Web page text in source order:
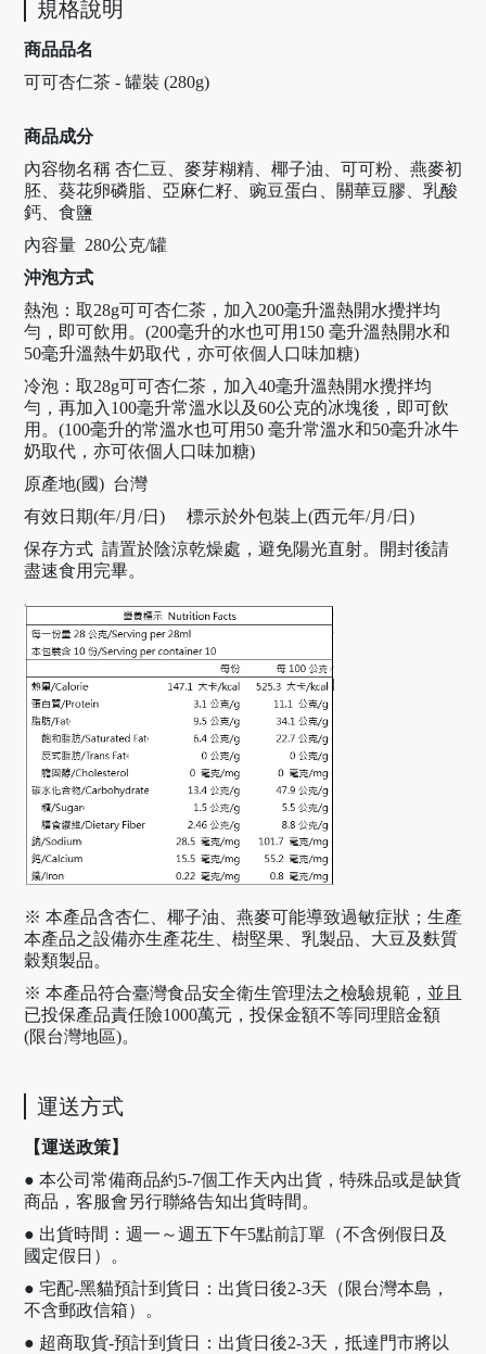
規格說明
商品品名
可可杏仁茶 - 罐裝 (280g)
商品成分
內容物名稱 杏仁豆、麥芽糊精、椰子油、可可粉、燕麥初
胚、葵花卵磷脂、亞麻仁籽、豌豆蛋白、關華豆膠、乳酸
鈣、食鹽
內容量 280公克/罐
沖泡方式
熱泡：取28g可可杏仁茶，加入200毫升溫熱開水攪拌均
勻，即可飲用。(200毫升的水也可用150 毫升溫熱開水和
50毫升溫熱牛奶取代，亦可依個人口味加糖)
冷泡：取28g可可杏仁茶，加入40毫升溫熱開水攪拌均
勻，再加入100毫升常溫水以及60公克的冰塊後，即可飲
用。(100毫升的常溫水也可用50 毫升常溫水和50毫升冰牛
奶取代，亦可依個人口味加糖)
原產地(國) 台灣
有效日期(年/月/日) 標示於外包裝上(西元年/月/日)
保存方式 請置於陰涼乾燥處，避免陽光直射。開封後請
盡速食用完畢。
※ 本產品含杏仁、椰子油、燕麥可能導致過敏症狀；生產
本產品之設備亦生產花生、樹堅果、乳製品、大豆及麩質
穀類製品。
※ 本產品符合臺灣食品安全衛生管理法之檢驗規範，並且
已投保產品責任險1000萬元，投保金額不等同理賠金額
(限台灣地區)。
運送方式
【運送政策】
● 本公司常備商品約5-7個工作天內出貨，特殊品或是缺貨
商品，客服會另行聯絡告知出貨時間。
● 出貨時間：週一～週五下午5點前訂單（不含例假日及
國定假日）。
● 宅配-黑貓預計到貨日：出貨日後2-3天（限台灣本島，
不含郵政信箱）。
● 超商取貨-預計到貨日：出貨日後2-3天，抵達門市將以